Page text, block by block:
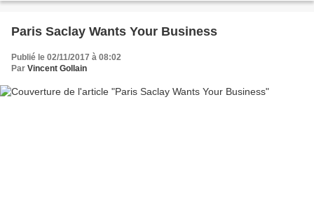
Paris Saclay Wants Your Business
Publié le 02/11/2017 à 08:02
Par Vincent Gollain